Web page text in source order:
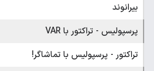
بیرانوند
پرسپولیس - تراکتور با VAR
تراکتور - پرسپولیس با تماشاگر!